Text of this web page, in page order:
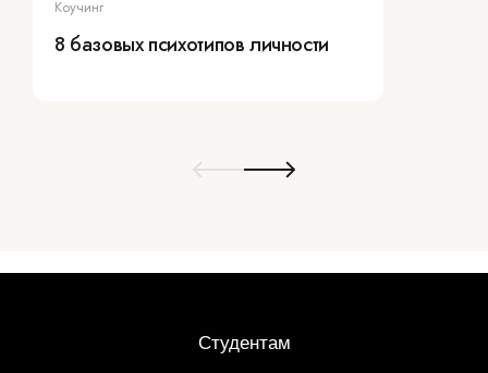
Коучинг
8 базовых психотипов личности
Студентам